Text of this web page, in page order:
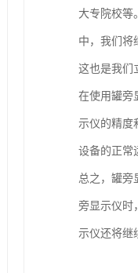
大专院校等
中，我们将
这也是我们
在使用罐旁
示仪的精度
设备的正常
总之，罐旁
旁显示仪时
示仪还将继